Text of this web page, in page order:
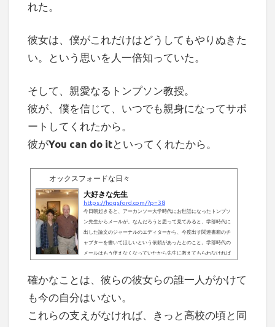
れた。
彼女は、僕がこれだけはどうしてもやりぬきた
い。という思いを人一倍知っていた。
そして、親愛なるトンプソン教授。
彼が、僕を信じて、いつでも親身になってサポ
ートしてくれたから。
彼がYou can do itといってくれたから。
オックスフォードな日々
大好きな先生
https://hogsford.com/?p=38
今日朝起きると、アーカンソー大学時代にお世話になったトンプソ
ン先生からメールが。なんだろうと思って見てみると、学部時代に
出した論文のジャーナルのエディターから、今度出す関連書籍のチ
ャプターを書いてほしいという依頼があったとのこと。学部時代の
メールはもう使えなくなっていたから先生に教えてもらわなければ
日はそんな先生のことを懐かしく思い返していた。僕は高専にいた
頃、あまり目立った学生ではなかった。授業中に発言するわけでも
ないし、オフィス...
確かなことは、彼らの彼女らの誰一人がかけて
も今の自分はいない。
これらの支えがなければ、きっと高校の頃と同